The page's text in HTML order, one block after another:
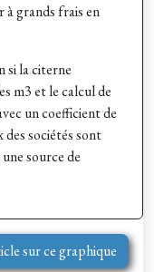
à grands frais en
si la citerne
m3 et le calcul de
un coefficient de
des sociétés sont
source de
sur ce graphique